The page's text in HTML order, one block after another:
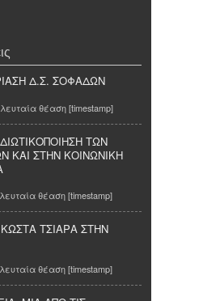
Δ.Σ. ΣΟΦΑΔΩΝ
θέαση [timestamp]
ΤΩΝ
ΚΑΙ ΣΤΗΝ ΚΟΙΝΩΝΙΚΗ
θέαση [timestamp]
ΤΣΙΑΡΑ ΣΤΗΝ
θέαση [timestamp]